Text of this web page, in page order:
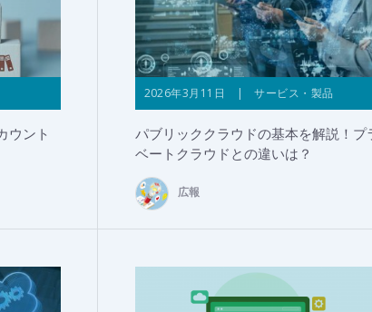
ウント
2026年3月11日 | サービス・製品
パブリッククラウドの基本を解説！プ
ベートクラウドとの違いは？
広報